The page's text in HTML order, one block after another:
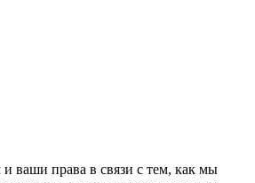
ваши права в связи с тем, как мы